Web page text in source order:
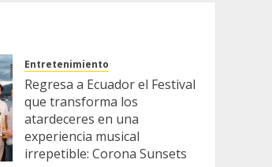
Entretenimiento
Regresa a Ecuador el Festival
que transforma los
atardeceres en una
experiencia musical
irrepetible: Corona Sunsets